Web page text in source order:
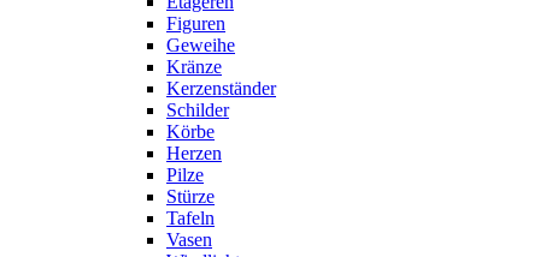
Figuren
Geweihe
Kränze
Kerzenständer
Schilder
Körbe
Herzen
Pilze
Stürze
Tafeln
Vasen